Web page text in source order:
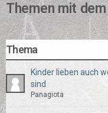
Themen mit dem
Thema
Kinder lieben auch
sind
Panagiota